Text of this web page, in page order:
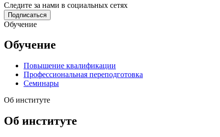
Следите за нами в социальных сетях
Подписаться
Обучение
Обучение
Повышение квалификации
Профессиональная переподготовка
Семинары
Об институте
Об институте